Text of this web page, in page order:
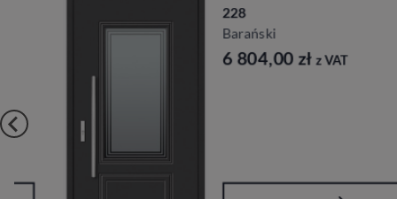
Barański
6 804,00zł z VAT